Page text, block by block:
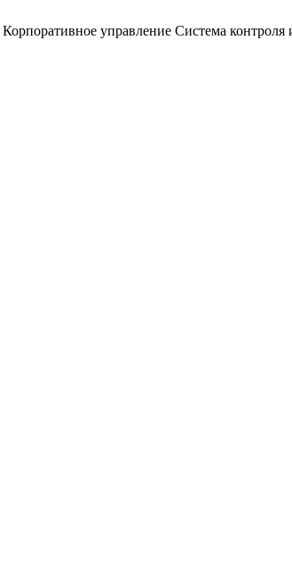
Корпоративное управление Система контроля